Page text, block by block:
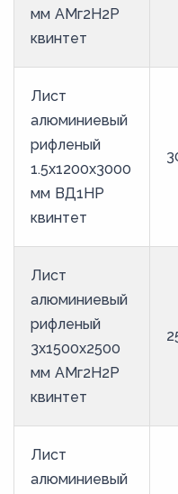
мм АМг2Н2Р
квинтет
Лист
алюминиевый
рифленый
1.5х1200х3000
мм ВД1НР
квинтет
Лист
алюминиевый
рифленый
3х1500х2500
мм АМг2Н2Р
квинтет
Лист
алюминиевый